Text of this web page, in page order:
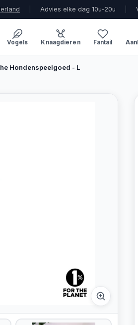
Advies elke dag 10u-20u
Vogels Knaagdieren Fantail
Hondenspeelgoed - L